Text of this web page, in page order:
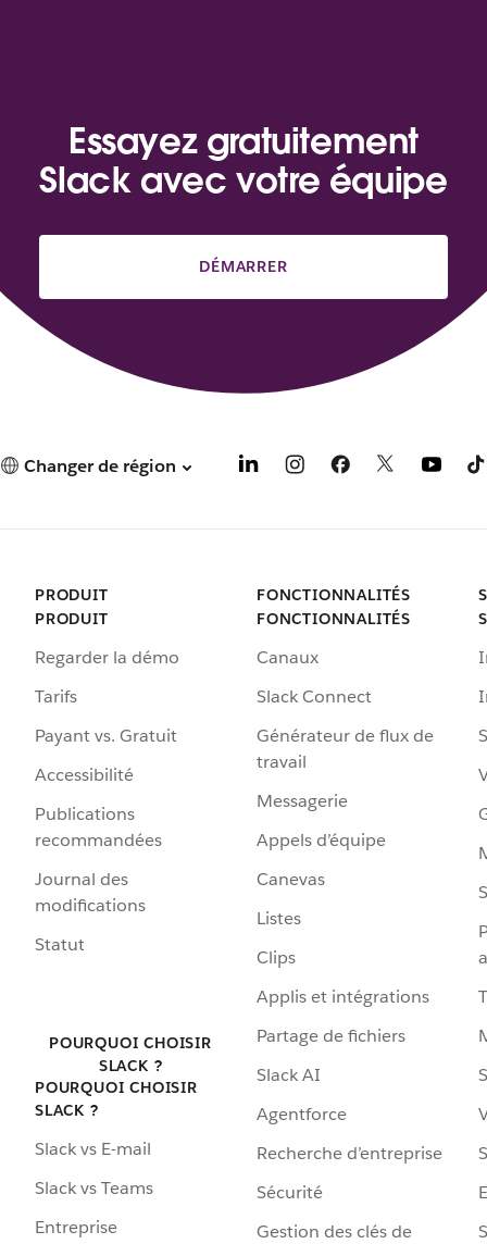
Essayez gratuitement
Slack avec votre équipe
DÉMARRER
Changer de région
PRODUIT
PRODUIT
Regarder la démo
Tarifs
Payant vs. Gratuit
Accessibilité
Publications
recommandées
Journal des
modifications
Statut
POURQUOI CHOISIR
SLACK ?
POURQUOI CHOISIR
SLACK ?
Slack vs E-mail
Slack vs Teams
Entreprise
FONCTIONNALITÉS
FONCTIONNALITÉS
Canaux
Slack Connect
Générateur de flux de
travail
Messagerie
Appels d’équipe
Canevas
Listes
Clips
Applis et intégrations
Partage de fichiers
Slack AI
Agentforce
Recherche d’entreprise
Sécurité
Gestion des clés de